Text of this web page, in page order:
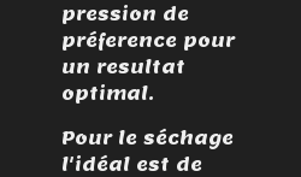
pression de
préference pour
un resultat
optimal.
Pour le séchage
l'idéal est de